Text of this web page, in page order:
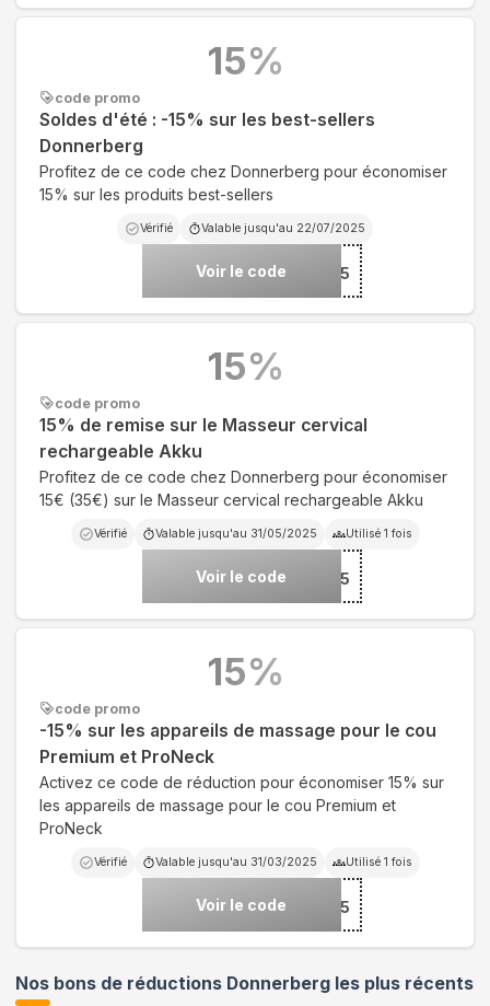
code promo
Soldes d'été : -15% sur les best-sellers
Donnerberg
Profitez de ce code chez Donnerberg pour économiser
15% sur les produits best-sellers
Vérifié Valable jusqu'au 22/07/2025
Voir le code ***N15
15%
code promo
15% de remise sur le Masseur cervical
rechargeable Akku
Profitez de ce code chez Donnerberg pour économiser
15€ (35€) sur le Masseur cervical rechargeable Akku
Vérifié Valable jusqu'au 31/05/2025 Utilisé 1 fois
Voir le code ***U35
15%
code promo
-15% sur les appareils de massage pour le cou
Premium et ProNeck
Activez ce code de réduction pour économiser 15% sur
les appareils de massage pour le cou Premium et
ProNeck
Vérifié Valable jusqu'au 31/03/2025 Utilisé 1 fois
Voir le code***ING15
15%
Nos bons de réductions Donnerberg les plus récents